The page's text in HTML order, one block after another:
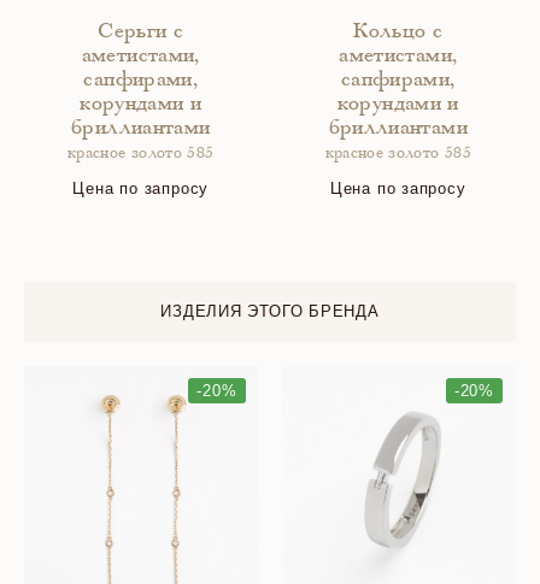
Серьги с
аметистами,
сапфирами,
корундами и
бриллиантами
красное золото 585
Цена по запросу
Кольцо с
аметистами,
сапфирами,
корундами и
бриллиантами
красное золото 585
Цена по запросу
ИЗДЕЛИЯ ЭТОГО БРЕНДА
-20% -20%